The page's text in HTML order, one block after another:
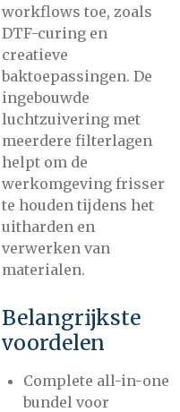
workflows toe, zoals
DTF-curing en
creatieve
baktoepassingen. De
ingebouwde
luchtzuivering met
meerdere filterlagen
helpt om de
werkomgeving frisser
te houden tijdens het
uitharden en
verwerken van
materialen.
Belangrijkste
voordelen
Complete all-in-one
bundel voor